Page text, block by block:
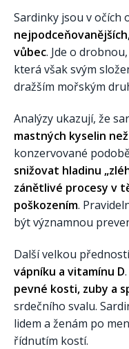
Sardinky jsou v očích
vůbec. Jde o
která však svým
dražším mořským
Analýzy ukazují, že
mastných kyselin
konzervované
snižovat hladinu
zánětlivé procesy v
poškozením.
být významnou
Další velkou
vápníku a vitamínu D
pevné kosti, zuby a
srdečního svalu.
lidem a ženám po
řídnutím kostí.